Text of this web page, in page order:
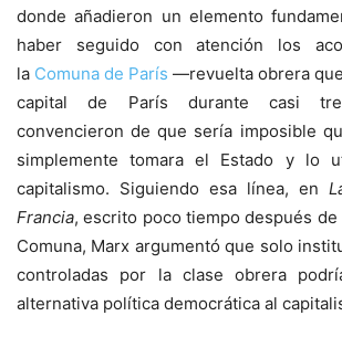
donde añadieron un elemento
haber seguido con atención los
la Comuna de París —revuelta obrera
capital de París durante casi
convencieron de que sería imposible
simplemente tomara el Estado y lo
capitalismo. Siguiendo esa línea, en
Francia, escrito poco tiempo después
Comuna, Marx argumentó que solo
controladas por la clase obrera
alternativa política democrática al